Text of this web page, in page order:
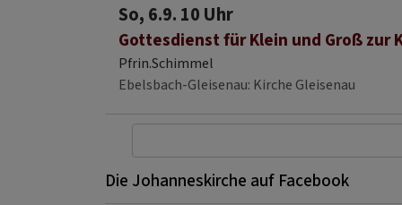
So, 6.9. 10 Uhr
Gottesdienst für Klein und Groß zur
Pfrin.Schimmel
Ebelsbach-Gleisenau Kirche Gleisenau
Die Johanneskirche auf Facebook